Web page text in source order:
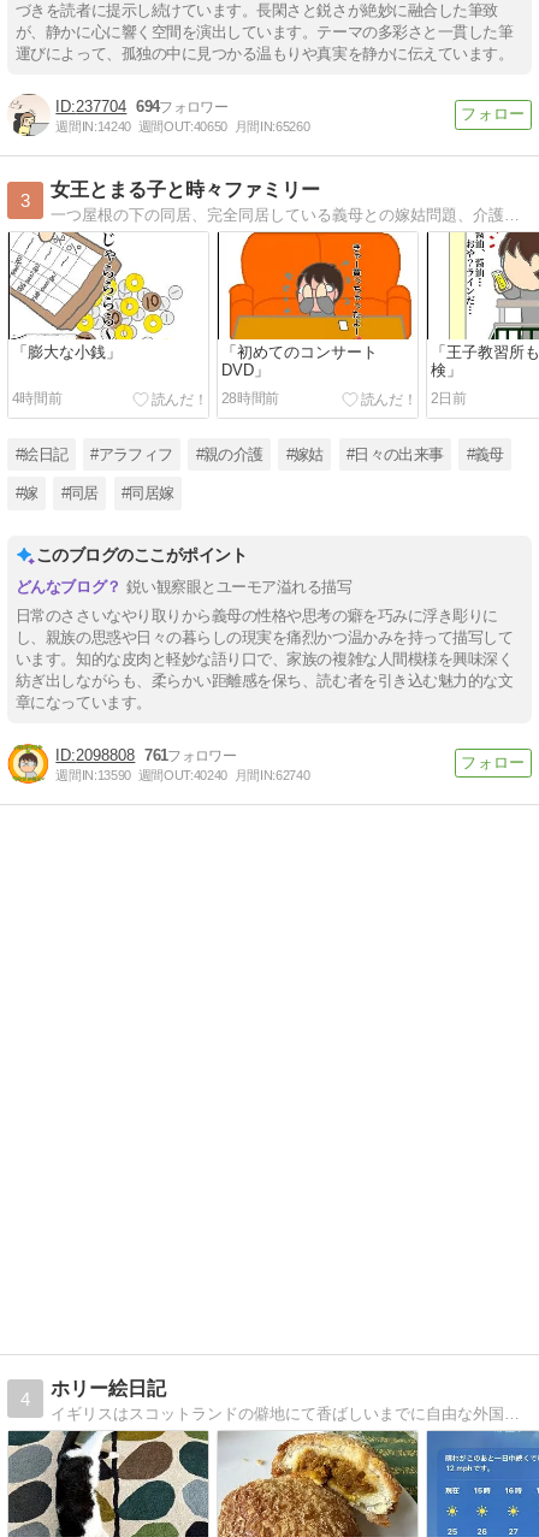
づきを読者に提示し続けています。長閑さと鋭さが絶妙に融合した筆致
が、静かに心に響く空間を演出しています。テーマの多彩さと一貫した筆
運びによって、孤独の中に見つかる温もりや真実を静かに伝えています。
237704 694
週間IN:14240 週間OUT:40650 月間IN:65260
3
女王とまる子と時々ファミリー
一つ屋根の下の同居、完全同居している義母との嫁姑問題、介護に対する嫁の愚痴メインのブログです。
「膨大な小銭」
4時間前
「初めてのコンサート
DVD」
28時間前
「王子教習所
検」
2日前
#絵日記 #アラフィフ #親の介護 #嫁姑 #日々の出来事 #義母
#嫁 #同居 #同居嫁
このブログのここがポイント
鋭い観察眼とユーモア溢れる描写
日常のささいなやり取りから義母の性格や思考の癖を巧みに浮き彫りに
し、親族の思惑や日々の暮らしの現実を痛烈かつ温かみを持って描写して
います。知的な皮肉と軽妙な語り口で、家族の複雑な人間模様を興味深く
紡ぎ出しながらも、柔らかい距離感を保ち、読む者を引き込む魅力的な文
章になっています。
2098808 761
週間IN:13590 週間OUT:40240 月間IN:62740
4
ホリー絵日記